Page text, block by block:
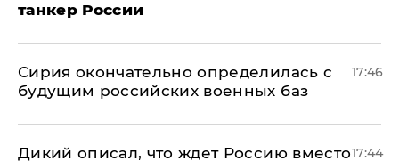
танкер России
Сирия окончательно определилась с
будущим российских военных баз
17:46
Дикий описал, что ждет Россию вместо17:44